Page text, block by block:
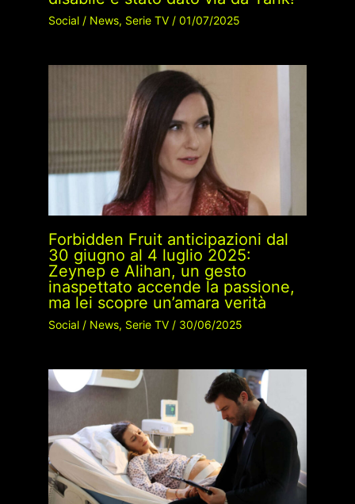
Social/ News, Serie TV/ 01/07/2025
Forbidden Fruit anticipazioni dal
30 giugno al 4 luglio 2025:
Zeynep e Alihan, un gesto
inaspettato accende la passione,
ma lei scopre un’amara verità
Social/ News, Serie TV/ 30/06/2025